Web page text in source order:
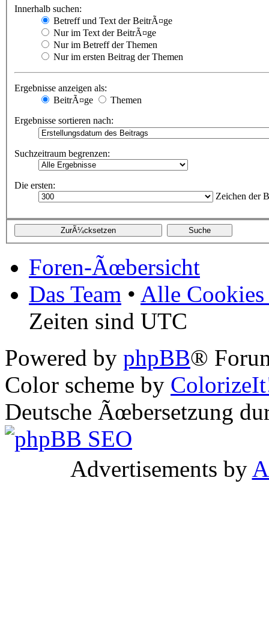
Innerhalb suchen:
Betreff und Text der BeitrÃ¤ge
Nur im Text der BeitrÃ¤ge
Nur im Betreff der Themen
Nur im ersten Beitrag der Themen
Ergebnisse anzeigen als:
BeitrÃ¤ge
Themen
Ergebnisse sortieren nach:
Suchzeitraum begrenzen:
Die ersten:
Zeichen der
Foren-Ãœbersicht
Das Team • Alle Cookies
Zeiten sind UTC
Powered by phpBB®
Color scheme by
Deutsche Ãœbersetzung
Advertisements by